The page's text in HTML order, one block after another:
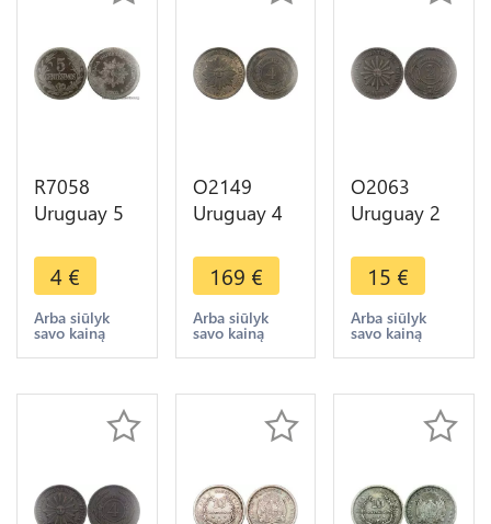
R7058
Uruguay 5
1901 A
Paris ->
Make offer
4 €
Arba siūlyk
savo kainą
O2149
Uruguay 4
1869 H
Heaton
UNC -
>Make
169 €
Arba siūlyk
savo kainą
O2063
Uruguay 2
1869 H
Birmingham
->Make
offer
15 €
Arba siūlyk
savo kainą